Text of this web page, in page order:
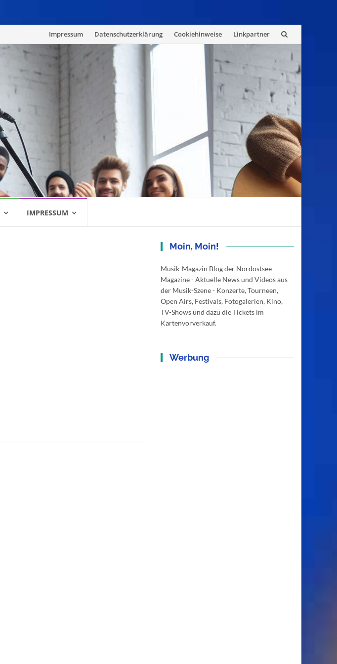
Skip
Impressum Datenschutzerklärung Cookiehinweise Linkpartner
IMPRESSUM
Moin, Moin!
Musik-Magazin Blog der Nordostsee-
Magazine - Aktuelle News und Videos aus
der Musik-Szene - Konzerte, Tourneen,
Open Airs, Festivals, Fotogalerien, Kino,
TV-Shows und dazu die Tickets im
Kartenvorverkauf.
Werbung